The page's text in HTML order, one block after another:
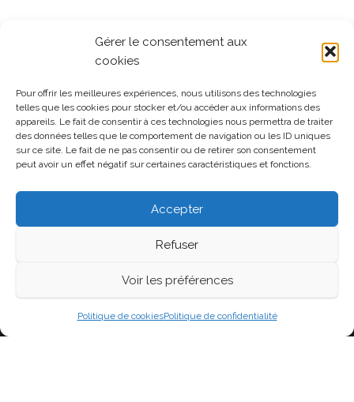
Gérer le consentement aux
cookies
Pour offrir les meilleures expériences, nous utilisons des technologies
telles que les cookies pour stocker et/ou accéder aux informations des
appareils. Le fait de consentir à ces technologies nous permettra de traiter
des données telles que le comportement de navigation ou les ID uniques
sur ce site. Le fait de ne pas consentir ou de retirer son consentement
peut avoir un effet négatif sur certaines caractéristiques et fonctions.
Accepter
Refuser
Voir les préférences
Politique de cookiesPolitique de confidentialité
Politique de confidentialité
Politique de cookies (UE)
Soutenir la page
Fièrement propulsé parWordPress
Blog